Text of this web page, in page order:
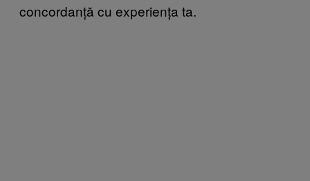
concordanță cu experiența ta.